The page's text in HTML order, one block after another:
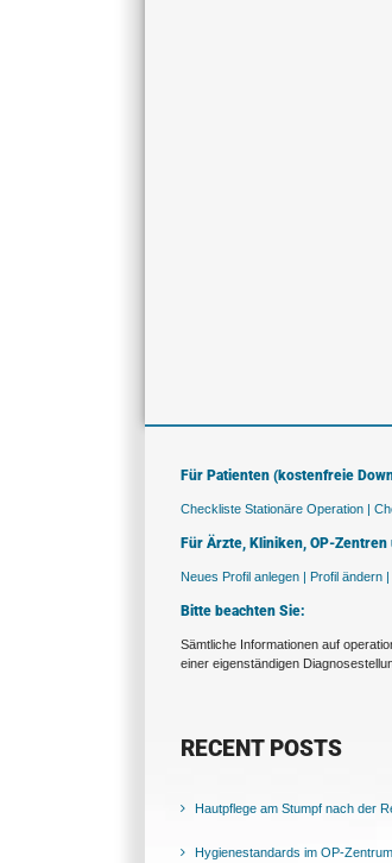
Für Patienten (kostenfreie
Checkliste Stationäre Operation |
Für Ärzte, Kliniken, OP-Zentren
Neues Profil anlegen | Profil ändern |
Bitte beachten Sie:
Sämtliche Informationen auf
einer eigenständigen
RECENT POSTS
Hautpflege am Stumpf nach der
Hygienestandards im OP-